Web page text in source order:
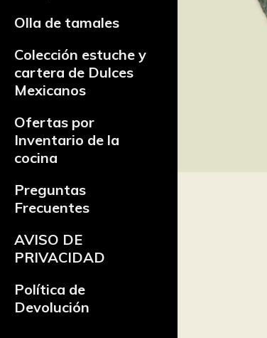
Olla de tamales
Colección estuche y
cartera de Dulces
Mexicanos
Ofertas por
Inventario de la
cocina
Preguntas
Frecuentes
AVISO DE
PRIVACIDAD
Política de
Devolución